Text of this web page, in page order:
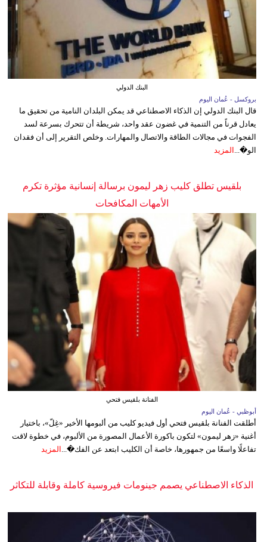
البنك الدولي
بروكسل - عُمان اليوم
قال البنك الدولي إن الذكاء الاصطناعي قد يمكن البلدان النامية من تحقيق ما
يعادل قرناً من التنمية في غضون عقد واحد، شريطة أن تتحرك بسرعة لسد
الفجوات في مجالات الطاقة والاتصال والمهارات. وخلص التقرير إلى أن فقدان
الو�...
المزيد
بلقيس تطلق كليب زهر ليمون برسالة إنسانية مؤثرة تكرم
الأمهات المكافحات
الفنانة بلقيس فتحي
أبوظبي - عُمان اليوم
أطلقت الفنانة بلقيس فتحي أول فيديو كليب من ألبومها الأخير «غِلّ»، باختيار
أغنية «زهر ليمون» لتكون باكورة الأعمال المصورة من الألبوم، في خطوة لاقت
تفاعلًا واسعًا من جمهورها، خاصة أن الكليب ابتعد عن الفك�... المزيد
الذكاء الاصطناعي يصمم جينومات فيروسية كاملة وقابلة للتكاثر